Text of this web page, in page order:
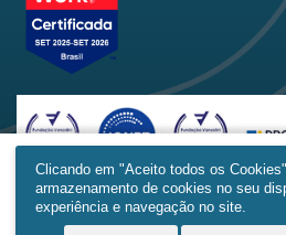
Home Produtos Obras
Clicando em "Aceito todos os
armazenamento de cookies no seu
experiência e navegação no site.